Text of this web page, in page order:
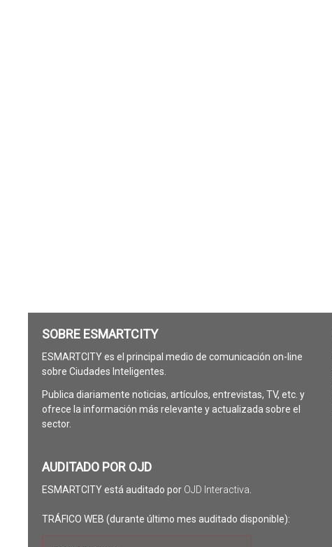
SOBRE ESMARTCITY
ESMARTCITY es el principal medio de comunicación on-line
sobre Ciudades Inteligentes.
Publica diariamente noticias, artículos, entrevistas, TV, etc. y
ofrece la información más relevante y actualizada sobre el
sector.
AUDITADO POR OJD
ESMARTCITY está auditado por OJD Interactiva
TRÁFICO WEB (durante último mes auditado disponible):